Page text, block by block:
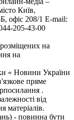
Київ,
208/1 E-mail:
205-43-00
на
на
« Новини України
пряме
.
від
матеріалів.
- повинна бути